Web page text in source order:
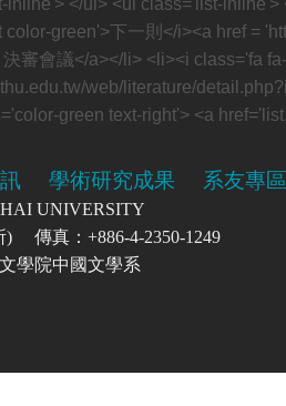
學術研究成果 系友專區
UNIVERSITY
) 傳真：+886-4-2350-1249
學院中國文學系